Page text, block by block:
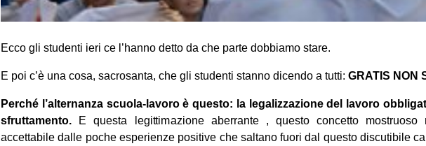
Ecco gli studenti ieri ce l’hanno detto da che parte dobbiamo stare.
E poi c’è una cosa, sacrosanta, che gli studenti stanno dicendo a tutti: GRATIS NON
Perché l’alternanza scuola-lavoro è questo: la legalizzazione del lavoro
sfruttamento. E questa legittimazione aberrante , questo concetto
accettabile dalle poche esperienze positive che saltano fuori dal questo discutibile